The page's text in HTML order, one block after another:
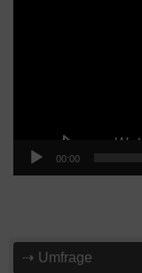
00:00
⇢ Umfrage